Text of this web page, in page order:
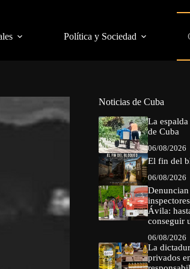
Política y Sociedad
Noticias de Cuba
La
de Cuba
06/08/2026
El fin del
06/08/2026
Ávila:
conseguir
06/08/2026
La
privados